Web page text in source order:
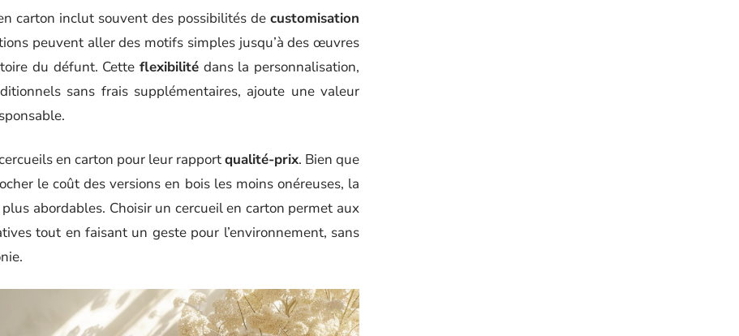
carton inclut souvent des possibilités de customisation
peuvent aller des motifs simples jusqu’à des œuvres
du défunt. Cette flexibilitédans la personnalisation,
sans frais supplémentaires, ajoute une valeur
en carton pour leur rapportqualité-prix. Bien que
le coût des versions en bois les moins onéreuses, la
abordables. Choisir un cercueil en carton permet aux
tout en faisant un geste pour l’environnement, sans